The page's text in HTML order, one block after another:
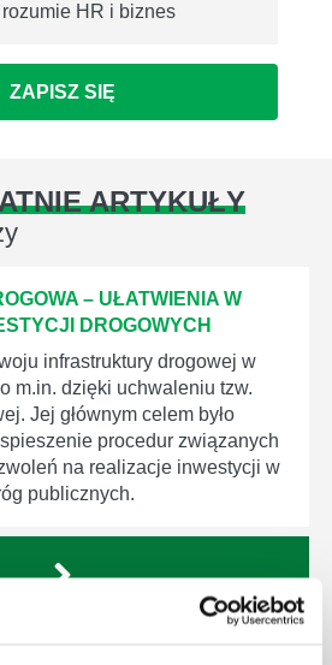
HR i biznes
ZAPISZ SIĘ
ARTYKUŁY
– UŁATWIENIA W
DROGOWYCH
infrastruktury drogowej w
m.in. dzięki uchwaleniu tzw.
Jej głównym celem było
procedur związanych
na realizacje inwestycji w
publicznych.